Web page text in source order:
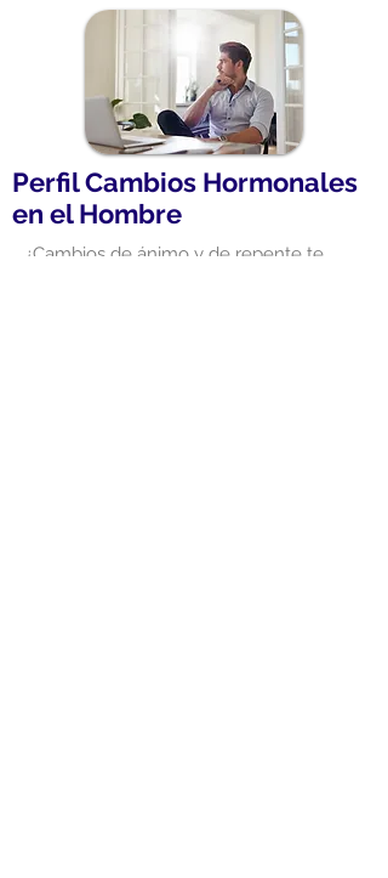
Perfil Cambios Hormonales
en el Hombre
¿Cambios de ánimo y de repente te